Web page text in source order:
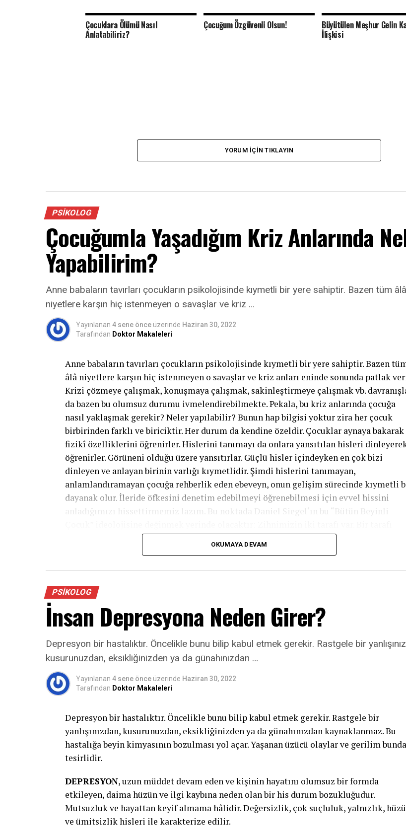
Çocuklara Ölümü Nasıl
Anlatabiliriz?
Çocuğum Özgüvenli Olsun! Büyütülen Meşhur Gelin
İlişkisi
YORUM İÇIN TIKLAYIN
PSIKOLOG
Çocuğumla Yaşadığım Kriz Anlarında
Yapabilirim?
Anne babaların tavırları çocukların psikolojisinde kıymetli bir yere sahiptir. Bazen tüm âlâ
niyetlere karşın hiç istenmeyen o savaşlar ve kriz …
Yayınlanan 4 sene önce üzerinde Haziran 30, 2022
Tarafından Doktor Makaleleri
Anne babaların tavırları çocukların psikolojisinde kıymetli bir yere sahiptir. Bazen
âlâ niyetlere karşın hiç istenmeyen o savaşlar ve kriz anları eninde sonunda patlak
Krizi çözmeye çalışmak, konuşmaya çalışmak, sakinleştirmeye çalışmak vb.
da bazen bu olumsuz durumu ivmelendirebilmekte. Pekala, bu kriz anlarında çocuğa
nasıl yaklaşmak gerekir? Neler yapılabilir? Bunun hap bilgisi yoktur zira her çocuk
birbirinden farklı ve biriciktir. Her durum da kendine özeldir. Çocuklar aynaya bakarak
fizikî özelliklerini öğrenirler. Hislerini tanımayı da onlara yansıtılan hisleri
öğrenirler. Görüneni olduğu üzere yansıtırlar. Güçlü hisler içindeyken en çok bizi
dinleyen ve anlayan birinin varlığı kıymetlidir. Şimdi hislerini tanımayan,
anlamlandıramayan çocuğa rehberlik eden ebeveyn, onun gelişim sürecinde kıymetli
dayanak olur. İleride öfkesini denetim edebilmeyi öğrenebilmesi için evvel hissini
anladığımızı hissettirmemiz lazım. Bu noktada Daniel Siegel‘ın bu “Bütün Beyinli
hislerle, bir taraf mantıkla alakalı. Biz şayet bir his yoğunluğu içerisindeysek,
karşımızdaki kişi o sırada bize mantıksal bir şeylerle gelirse, biz onu geri
olduğunda senin üzere hissederdim.” deyip, bilhassa de 0-3 yaştan bahsediyorsak şayet
orada bedensel temas kurarak, sakin bir ses tonuyla, yavaş yavaş konuşarak, biz sakin
davranıp onun da böylelikle modunu aşağı çekmeye çalışarak, o dakikada itimat veriyor
olmamız ve hissini anladığımızı ona hissettirmemiz kıymetli.
Unutulmaması gereken şey kriz anında yapılacak, söylenecek hiçbir şeyin tesirli
ve sular biraz durulduktan sonra çocuğun yaşına ve duygusal olgunluğuna nazaran bahis
hakkında konuşulabilir. Çocuğun o anda yaşadığı hisler isimlendirilip (öfke, hayal
olunabilir. İleride karşılaşılaşılabilecek emsal durumlar karşısında yapılabilecekler
birlikte gözden geçirilebilir.
OKUMAYA DEVAM
PSIKOLOG
İnsan Depresyona Neden Girer?
Depresyon bir hastalıktır. Öncelikle bunu bilip kabul etmek gerekir. Rastgele bir
kusurunuzdan, eksikliğinizden ya da günahınızdan …
Yayınlanan 4 sene önce üzerinde Haziran 30, 2022
Tarafından Doktor Makaleleri
Depresyon bir hastalıktır. Öncelikle bunu bilip kabul etmek gerekir. Rastgele bir
yanlışınızdan, kusurunuzdan, eksikliğinizden ya da günahınızdan kaynaklanmaz. Bu
hastalığa beyin kimyasının bozulması yol açar. Yaşanan üzücü olaylar ve gerilim bunda
tesirlidir.
DEPRESYON, uzun müddet devam eden ve kişinin hayatını olumsuz bir formda
etkileyen, daima hüzün ve ilgi kaybına neden olan bir his durum bozukluğudur.
Mutsuzluk ve hayattan keyif almama hâlidir. Değersizlik, çok suçluluk, yalnızlık,
ve ümitsizlik hisleri ile karakterize edilir.